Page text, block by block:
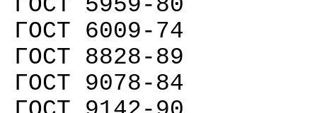
ГОСТ 5959-80
ГОСТ 6009-74
ГОСТ 8828-89
ГОСТ 9078-84